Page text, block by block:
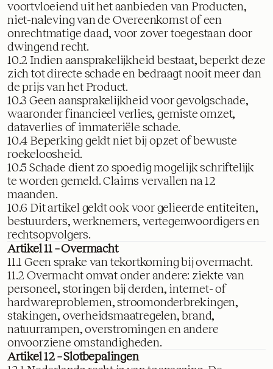
voortvloeiend uit het aanbieden van Producten,
niet-naleving van de Overeenkomst of een
onrechtmatige daad, voor zover toegestaan door
dwingend recht.
10.2 Indien aansprakelijkheid bestaat, beperkt deze
zich tot directe schade en bedraagt nooit meer dan
de prijs van het Product.
10.3 Geen aansprakelijkheid voor gevolgschade,
waaronder financieel verlies, gemiste omzet,
dataverlies of immateriële schade.
10.4 Beperking geldt niet bij opzet of bewuste
roekeloosheid.
10.5 Schade dient zo spoedig mogelijk schriftelijk
te worden gemeld. Claims vervallen na 12
maanden.
10.6 Dit artikel geldt ook voor gelieerde entiteiten,
bestuurders, werknemers, vertegenwoordigers en
rechtsopvolgers.
Artikel 11 – Overmacht
11.1 Geen sprake van tekortkoming bij overmacht.
11.2 Overmacht omvat onder andere: ziekte van
personeel, storingen bij derden, internet- of
hardwareproblemen, stroomonderbrekingen,
stakingen, overheidsmaatregelen, brand,
natuurrampen, overstromingen en andere
onvoorziene omstandigheden.
Artikel 12 – Slotbepalingen